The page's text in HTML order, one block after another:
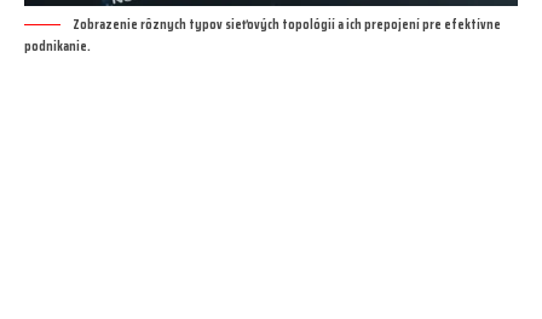
Zobrazenie rôznych typov sieťových topológií a ich prepojení pre efektívne
podnikanie.